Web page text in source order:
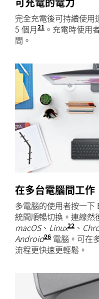
完全充電後可持續使用
5 個月21 電池壽命視使
。充電時使用
間。
在多台電腦間工作
多電腦的使用者按一下
統間順暢切換。連線然
macOS、 Linux22 在
、
Android26 在
電腦。可在
流程更快速更輕鬆。